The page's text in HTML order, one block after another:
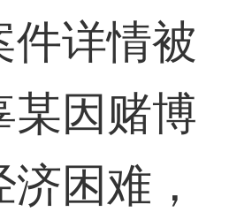
详情被
某因赌博
困难，